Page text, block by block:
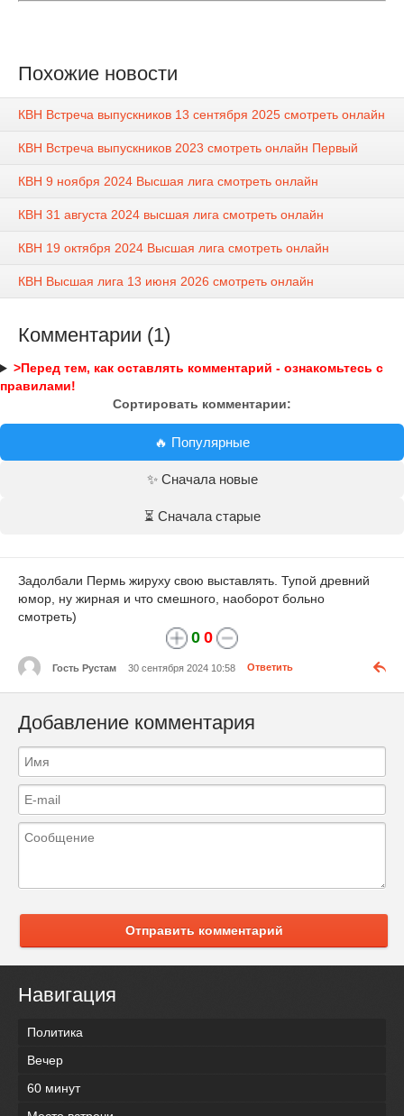
Похожие новости
КВН Встреча выпускников 13 сентября 2025 смотреть онлайн
КВH Встреча выпускников 2023 смотреть онлайн Первый
КВН 9 ноября 2024 Высшая лига смотреть онлайн
КВН 31 августа 2024 высшая лига смотреть онлайн
КВН 19 октября 2024 Высшая лига смотреть онлайн
КВН Высшая лига 13 июня 2026 смотреть онлайн
Комментарии (1)
>Перед тем, как оставлять комментарий - ознакомьтесь с
правилами!
Сортировать комментарии:
🔥 Популярные
✨ Сначала новые
⏳ Сначала старые
Задолбали Пермь жируху свою выставлять. Тупой древний
юмор, ну жирная и что смешного, наоборот больно
смотреть)
0 0
Гость Рустам 30 сентября 2024 10:58 Ответить
Добавление комментария
Отправить комментарий
Навигация
Политика
Вечер
60 минут